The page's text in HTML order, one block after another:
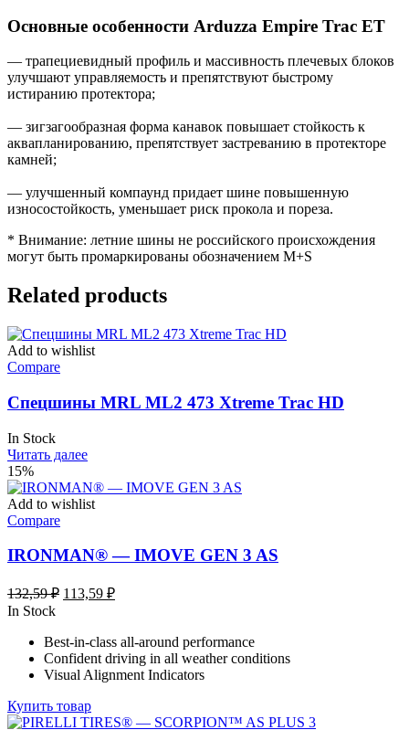
Основные особенности Arduzza Empire Trac ET
— трапециевидный профиль и массивность плечевых блоков
улучшают управляемость и препятствуют быстрому
истиранию протектора;
— зигзагообразная форма канавок повышает стойкость к
аквапланированию, препятствует застреванию в протекторе
камней;
— улучшенный компаунд придает шине повышенную
износостойкость, уменьшает риск прокола и пореза.
* Внимание: летние шины не российского происхождения
могут быть промаркированы обозначением M+S
Related products
Add to wishlist
Compare
Спецшины MRL ML2 473 Xtreme Trac HD
In Stock
Читать далее
15%
Add to wishlist
Compare
IRONMAN® — IMOVE GEN 3 AS
132,59₽ Первоначальная
132,59 ₽.
113,59 ₽Текущая
In Stock
Best-in-class all-around performance
Confident driving in all weather conditions
Visual Alignment Indicators
Купить товар